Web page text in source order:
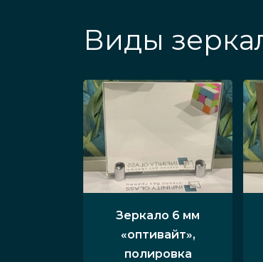
Виды
Зеркало 6 мм
«оптивайт»,
полировка